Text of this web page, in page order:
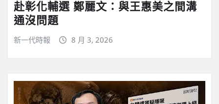
赴彰化輔選 鄭麗文：與王惠美之間溝
通沒問題
新一代時報 8 月 3, 2026